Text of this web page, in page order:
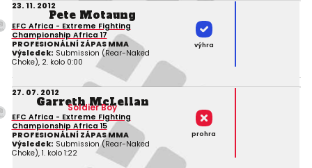
23. 11. 2012
Pete Motaung
EFC Africa - Extreme Fighting
Championship Africa 17
PROFESIONÁLNÍ ZÁPAS MMA
Výsledek: Submission (Rear-Naked
Choke), 2. kolo 0:00
výhra
27. 07. 2012
Garreth McLellan
Soldier Boy
EFC Africa - Extreme Fighting
Championship Africa 15
PROFESIONÁLNÍ ZÁPAS MMA
Výsledek: Submission (Rear-Naked
Choke), 1. kolo 1:22
prohra